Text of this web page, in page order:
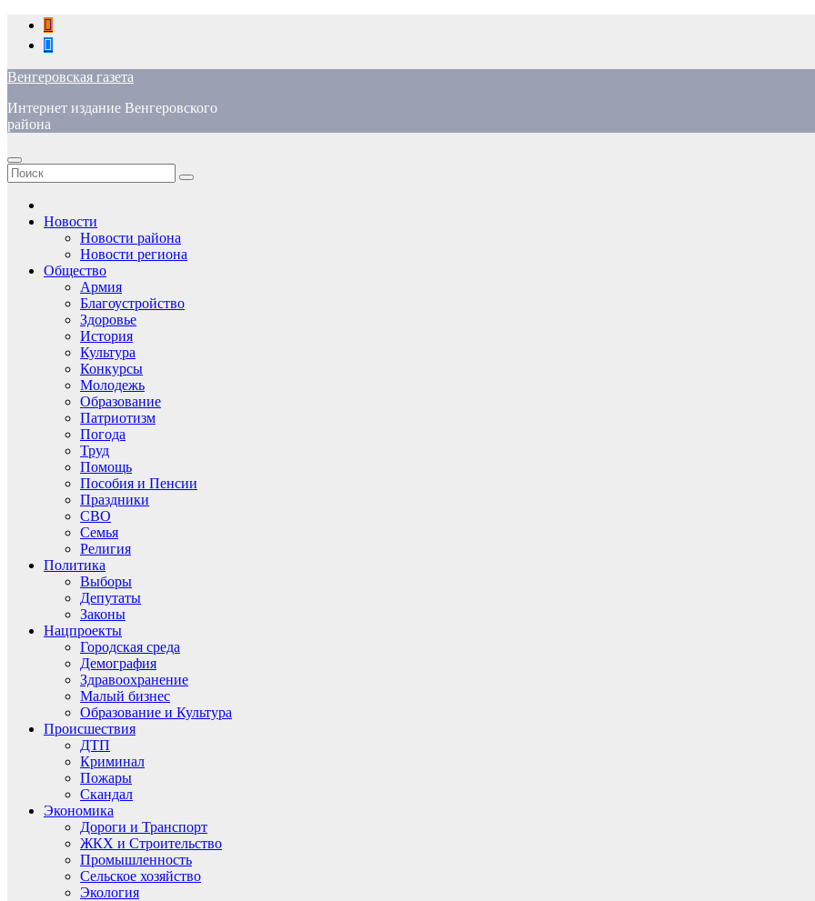
Перейти
содержимому
Венгеровская газета
Интернет издание Венгеровского
района
Новости
Новости района
Новости региона
Общество
Армия
Благоустройство
Здоровье
История
Культура
Конкурсы
Молодежь
Образование
Патриотизм
Погода
Труд
Помощь
Пособия и Пенсии
Праздники
СВО
Семья
Религия
Политика
Выборы
Депутаты
Законы
Нацпроекты
Городская среда
Демография
Здравоохранение
Малый бизнес
Образование и Культура
Происшествия
ДТП
Криминал
Пожары
Скандал
Экономика
Дороги и Транспорт
ЖКХ и Строительство
Промышленность
Сельское хозяйство
Экология